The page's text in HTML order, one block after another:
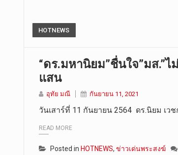
HOTNEWS
“ดร.มหานิยม”ชื่นใจ”มส.”
แสน
อุทัย มณี กันยายน 11, 2021
วันเสาร์ที่ 11 กันยายน 2564 ดร.นิยม เว
READ MORE
Posted in HOTNEWS, ข่าวเด่นพระสงฆ์